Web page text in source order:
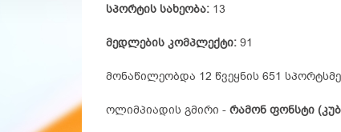
სპორტის სახეობა: 13
მედლების კომპლექტი: 91
მონაწილეობდა 12 წვეყნის 651
ოლიმპიადის გმირი - რამონ ფონსტი